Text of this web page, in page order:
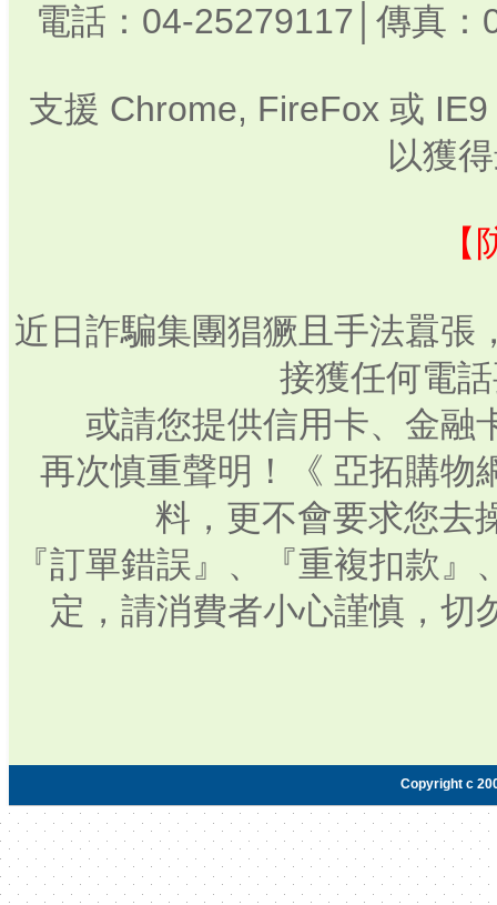
電話：04-25279117│傳真
支援 Chrome, FireFox 或
以獲
近日詐騙集團猖獗且手法囂張
接獲任何電
或請您提供信用卡、金融
再次慎重聲明！《 亞拓購物
料，更不會要求您去
『訂單錯誤』、『重複扣款
定，請消費者小心謹慎，切
Copyright c